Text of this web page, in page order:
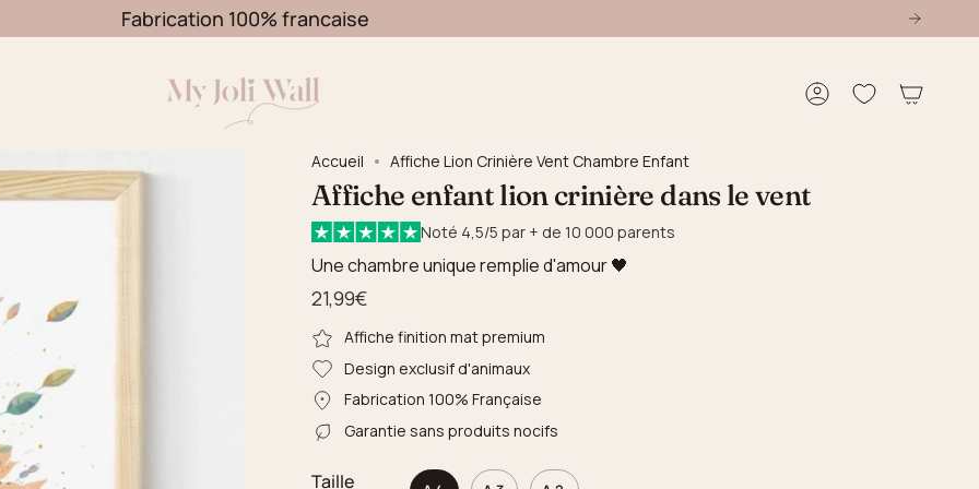
Fabrication 100% francaise
Compte
Accueil Affiche Lion Crinière Vent Chambre Enfant
Affiche enfant lion crinière dans le vent
Noté 4,5/5 par + de 10 000 parents
Une chambre unique remplie d'amour 🖤
21,99€
Affiche finition mat premium
Design exclusif d'animaux
Fabrication 100% Française
Garantie sans produits nocifs
Taille